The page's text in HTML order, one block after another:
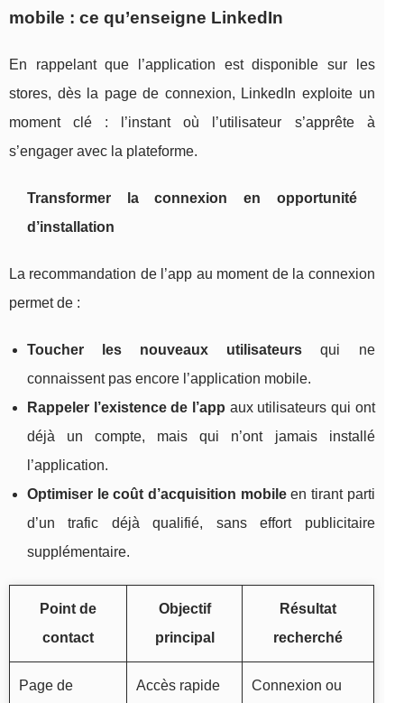
mobile : ce qu’enseigne LinkedIn
En rappelant que l’application est disponible sur les
stores, dès la page de connexion, LinkedIn exploite un
moment clé : l’instant où l’utilisateur s’apprête à
s’engager avec la plateforme.
Transformer la connexion en opportunité
d’installation
La recommandation de l’app au moment de la connexion
permet de :
Toucher les nouveaux utilisateurs qui ne
connaissent pas encore l’application mobile.
Rappeler l’existence de l’app aux utilisateurs qui ont
déjà un compte, mais qui n’ont jamais installé
l’application.
Optimiser le coût d’acquisition mobileen tirant parti
d’un trafic déjà qualifié, sans effort publicitaire
supplémentaire.
Point de
contact
Objectif
principal
Résultat
recherché
Page de Accès rapide Connexion ou